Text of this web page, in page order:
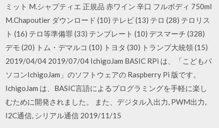
ミット M.シャプティエ 正規品 赤ワイン 辛口 フルボディ 750ml
M.Chapoutier ダウンロード (10) テレビ (13) テロ (28) テロリス
ト (16) テロ等準備罪 (33) テンプレート (10) デスマーチ (328)
デモ (20) トム・デマルコ (10) トヨタ (30) トランプ大統領 (15)
2019/04/04 2019/07/04 IchigoJam BASIC RPi は、「こどもパ
ソコンIchigoJam」のソフトウェアの Raspberry Pi 版です。
IchigoJam は、BASIC言語によるプログラミングを手軽に楽し
むために開発されました。 また、デジタル入出力, PWM出力,
I2C通信, シリアル通信 2019/11/15